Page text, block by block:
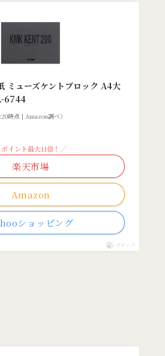
ミューズケントブロック A4大
6744
時点 | Amazon調べ）
Amazon
ポイント最大11倍！／
楽天市場
ショッピング
ポチップ